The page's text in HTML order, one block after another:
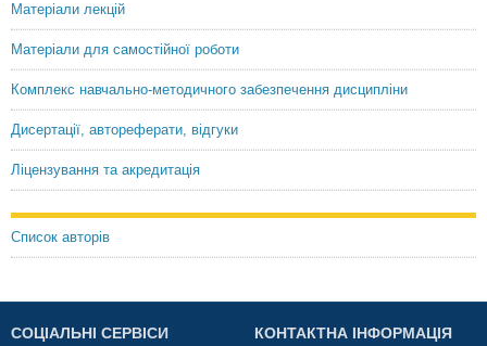
Матеріали лекцій
Матеріали для самостійної роботи
Комплекс навчально-методичного забезпечення дисципліни
Дисертації, автореферати, відгуки
Ліцензування та акредитація
Список авторів
СОЦІАЛЬНІ СЕРВІСИ КОНТАКТНА ІНФОРМАЦІЯ